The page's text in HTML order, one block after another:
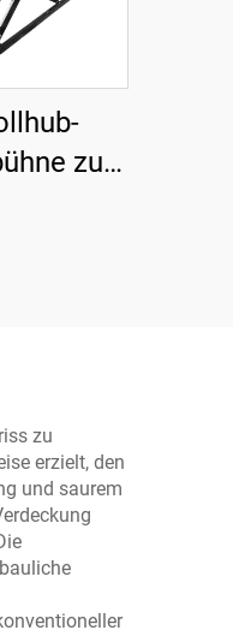
zur
zu
erzielt, den
und saurem